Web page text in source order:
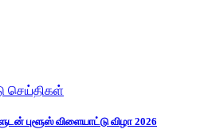
செய்திகள்
புளூஸ் விளையாட்டு விழா 2026